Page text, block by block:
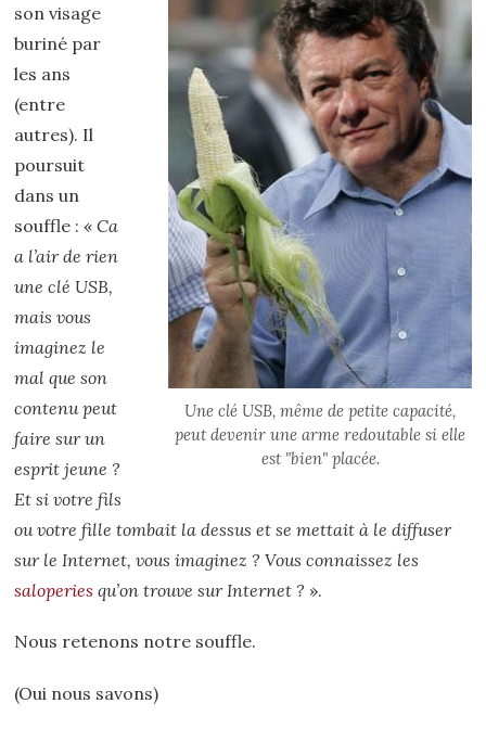
Une clé USB, même de petite capacité,
peut devenir une arme redoutable si elle
est "bien" placée.
son visage
buriné par
les ans
(entre
autres). Il
poursuit
dans un
souffle : « Ca
a l’air de rien
une clé USB,
mais vous
imaginez le
mal que son
contenu peut
faire sur un
esprit jeune ?
Et si votre fils
ou votre fille tombait la dessus et se mettait à le diffuser
sur le Internet, vous imaginez ? Vous connaissez les
saloperies qu’on trouve sur Internet ?».
Nous retenons notre souffle.
(Oui nous savons)